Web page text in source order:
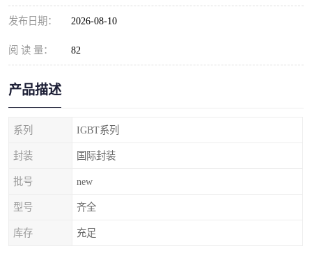
发布日期： 2026-08-10
阅 读 量： 82
产品描述
系列 IGBT系列
封装 国际封装
批号 new
型号 齐全
库存 充足